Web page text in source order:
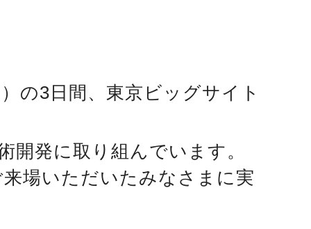
の3日間、東京ビッグサイト
開発に取り組んでいます。
場いただいたみなさまに実